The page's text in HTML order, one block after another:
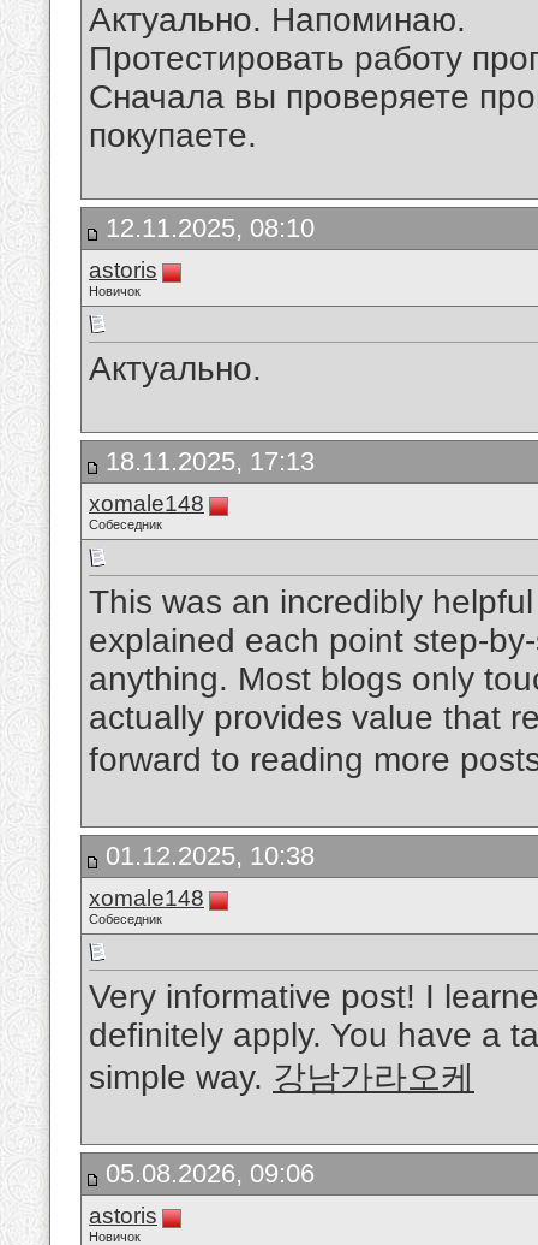
Актуально. Напоминаю.
Протестировать работу
Сначала вы проверяете
покупаете.
12.11.2025, 08:10
astoris
Новичок
Актуально.
18.11.2025, 17:13
xomale148
Собеседник
This was an incredibly
explained each point step-
anything. Most blogs only
actually provides value that
forward to reading more
01.12.2025, 10:38
xomale148
Собеседник
Very informative post! I
definitely apply. You have a
simple way. 강남가라오케
05.08.2026, 09:06
astoris
Новичок